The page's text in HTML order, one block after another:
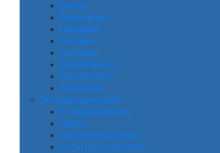
Витраж
Филенчатые
Глянцевые
Матовые
Красивые
Декоративные
Под покраску
Крашенные
Теплозвукоизоляция
С терморазрывом
Теплые
Звукоизоляционные
2 контура уплотнения